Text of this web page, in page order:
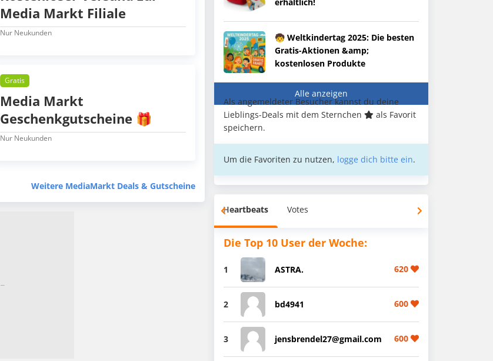
Media Markt Filiale
Nur Neukunden
Gratis
Media Markt
Geschenkgutscheine 🎁
Nur Neukunden
Weitere MediaMarkt Deals & Gutscheine
🧒 Weltkindertag 2025: Die besten
Gratis-Aktionen &amp;
kostenlosen Produkte
Alle anzeigen
Als angemeldeter Besucher kannst du deine
Lieblings-Deals mit dem Sternchen
als Favorit
speichern.
Um die Favoriten zu nutzen, logge dich bitte ein.
Heartbeats Votes
Die Top 10 User der Woche:
1 ASTRA. 620
2 bd4941 600
3 jensbrendel27@gmail.com 600